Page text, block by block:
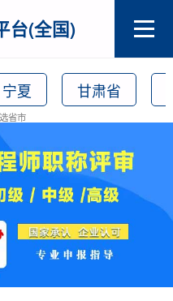
台(全国)
宁夏 甘肃省
省市